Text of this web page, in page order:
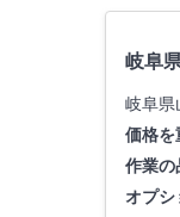
岐阜
岐阜県
価格を
作業の
オプシ